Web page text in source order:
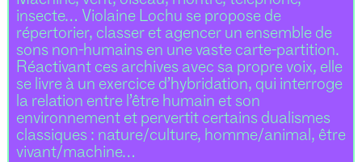
insecte… Violaine Lochu se propose de
répertorier, classer et agencer un ensemble de
sons non-humains en une vaste carte-partition.
Réactivant ces archives avec sa propre voix, elle
se livre à un exercice d’hybridation, qui interroge
la relation entre l’être humain et son
environnement et pervertit certains dualismes
classiques : nature/culture, homme/animal, être
vivant/machine…